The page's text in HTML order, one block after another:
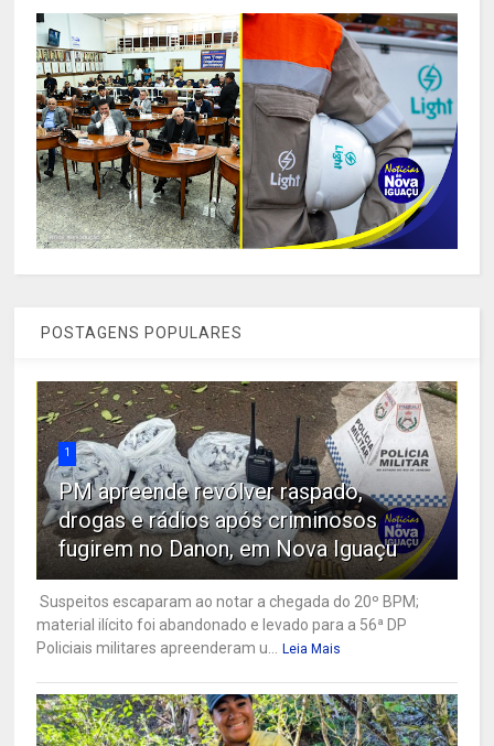
POSTAGENS POPULARES
1
PM apreende revólver raspado,
drogas e rádios após criminosos
fugirem no Danon, em Nova Iguaçu
Suspeitos escaparam ao notar a chegada do 20º BPM;
material ilícito foi abandonado e levado para a 56ª DP
Policiais militares apreenderam u... Leia Mais